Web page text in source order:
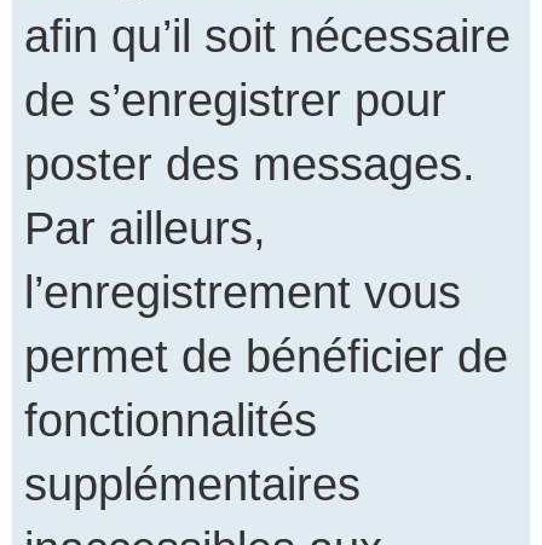
afin qu’il soit nécessaire
de s’enregistrer pour
poster des messages.
Par ailleurs,
l’enregistrement vous
permet de bénéficier de
fonctionnalités
supplémentaires